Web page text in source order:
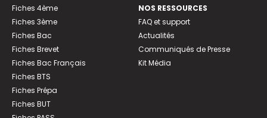
Fiches 4ème
Fiches 3ème
Fiches Bac
Fiches Brevet
Fiches Bac Français
Fiches BTS
Fiches Prépa
Fiches BUT
NOS RESSOURCES
FAQ et support
Actualités
Communiqués de Presse
Kit Média